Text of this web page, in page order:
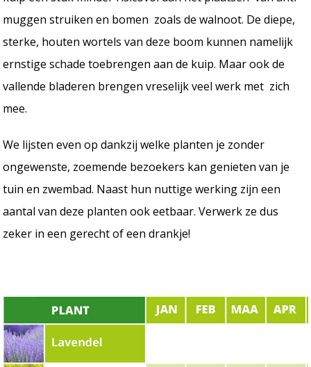
muggen struiken en bomen zoals de walnoot. De diepe,
sterke, houten wortels van deze boom kunnen namelijk
ernstige schade toebrengen aan de kuip. Maar ook de
vallende bladeren brengen vreselijk veel werk met zich
mee.
We lijsten even op dankzij welke planten je zonder
ongewenste, zoemende bezoekers kan genieten van je
tuin en zwembad. Naast hun nuttige werking zijn een
aantal van deze planten ook eetbaar. Verwerk ze dus
zeker in een gerecht of een drankje!